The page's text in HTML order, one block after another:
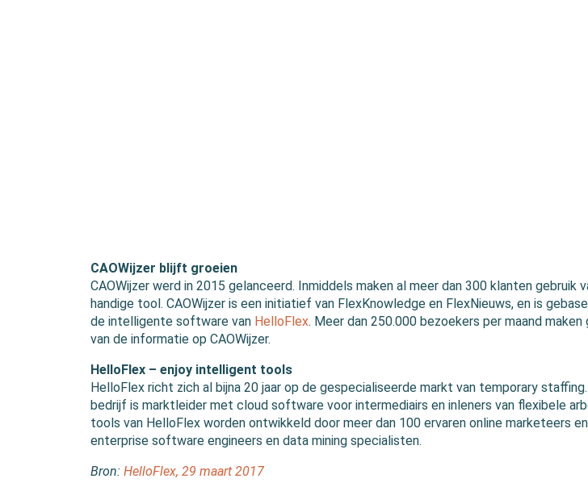
CAOWijzer blijft groeien
CAOWijzer werd in 2015 gelanceerd. Inmiddels maken al meer dan 300 klanten gebruik
handige tool. CAOWijzer is een initiatief van FlexKnowledge en FlexNieuws, en is
de intelligente software van HelloFlex. Meer dan 250.000 bezoekers per maand maken
van de informatie op CAOWijzer.
HelloFlex – enjoy intelligent tools
HelloFlex richt zich al bijna 20 jaar op de gespecialiseerde markt van temporary
bedrijf is marktleider met cloud software voor intermediairs en inleners van flexibele
tools van HelloFlex worden ontwikkeld door meer dan 100 ervaren online marketeers en
enterprise software engineers en data mining specialisten.
Bron: HelloFlex, 29 maart 2017